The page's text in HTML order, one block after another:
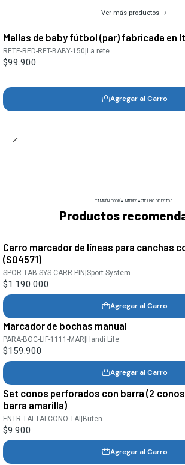
Ver más productos
Mallas de baby fútbol (par) fabricada en
RETE-RED-RET-BABY-150 La rete
$99.900
Agregar al Carro
TAMBIÉN PODRÍA INTERESARTE UNO DE ESTOS
Productos
Carro marcador de líneas para canchas
(S04571)
SPOR-TAB-SYS-CARR-PIN|Sport System
$1.190.000
Agregar al Carro
Marcador de bochas manual
PARA-BOC-LIF-1111-MAR Handi Life
$159.900
Agregar al Carro
Set conos perforados con barra (2 conos
barra amarilla)
ENTR-TAI-TAI-CONO-TAI|Buten
$9.900
Agregar al Carro